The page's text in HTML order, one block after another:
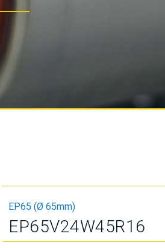
EP65 (Ø 65mm)
EP65V24W45R16